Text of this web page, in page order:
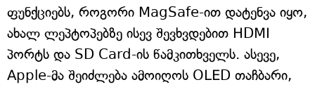
ფუნქციებს, როგორი MagSafe-ით დატენვა იყო,
ახალ ლეპტოპებზე ისევ შევხვდებით HDMI
პორტს და SD Card-ის წამკითხველს. ასევე,
Apple-მა შეიძლება ამოიღოს OLED თაჩბარი,